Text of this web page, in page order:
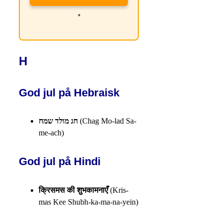
*
H
God jul på Hebraisk
חג מולד שמח (Chag Mo-lad Sa-
me-ach)
God jul på Hindi
क्रिसमस की शुभकामनाएँ(Kris-
mas Kee Shubh-ka-ma-na-yein)